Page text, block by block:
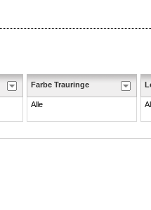
Farbe Trauringe
Alle